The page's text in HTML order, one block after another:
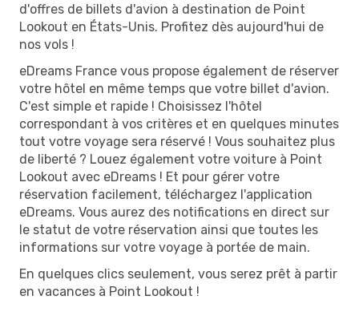
d'offres de billets d'avion à destination de Point
Lookout en États-Unis. Profitez dès aujourd'hui de
nos vols !
eDreams France vous propose également de réserver
votre hôtel en même temps que votre billet d'avion.
C'est simple et rapide ! Choisissez l'hôtel
correspondant à vos critères et en quelques minutes
tout votre voyage sera réservé ! Vous souhaitez plus
de liberté ? Louez également votre voiture à Point
Lookout avec eDreams ! Et pour gérer votre
réservation facilement, téléchargez l'application
eDreams. Vous aurez des notifications en direct sur
le statut de votre réservation ainsi que toutes les
informations sur votre voyage à portée de main.
En quelques clics seulement, vous serez prêt à partir
en vacances à Point Lookout !